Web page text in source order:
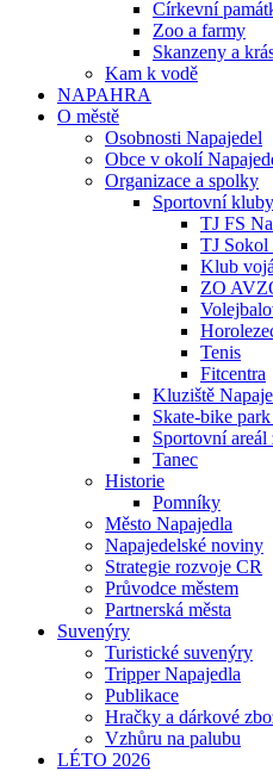
Církevní
Zoo a farmy
Skanzeny a
Kam k vodě
NAPAHRA
O městě
Osobnosti Napajedel
Obce v okolí
Organizace a spolky
Sportovní
TJ FS
TJ Sokol
Klub
ZO
Tenis
Fitcentra
Kluziště
Skate-bike
Sportovní
Tanec
Historie
Pomníky
Město Napajedla
Napajedelské noviny
Strategie rozvoje CR
Průvodce městem
Partnerská města
Suvenýry
Turistické suvenýry
Tripper Napajedla
Publikace
Hračky a dárkové
Vzhůru na palubu
LÉTO 2026